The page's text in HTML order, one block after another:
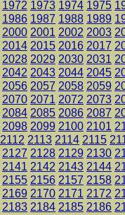
1972 1973 1974 1975
1986 1987 1988 1989
2000 2001 2002 2003
2014 2015 2016 2017
2028 2029 2030 2031
2042 2043 2044 2045
2056 2057 2058 2059
2070 2071 2072 2073
2084 2085 2086 2087
2098 2099 2100 2101
2112 2113 2114 2115
2127 2128 2129 2130
2141 2142 2143 2144
2155 2156 2157 2158
2169 2170 2171 2172
2183 2184 2185 2186